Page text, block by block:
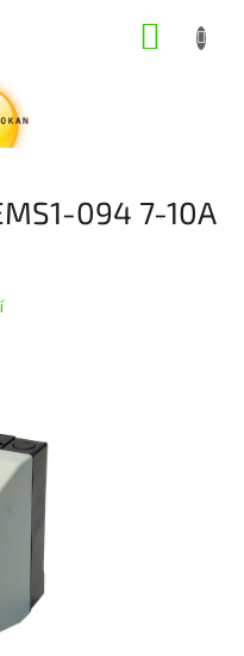
094 7-10A